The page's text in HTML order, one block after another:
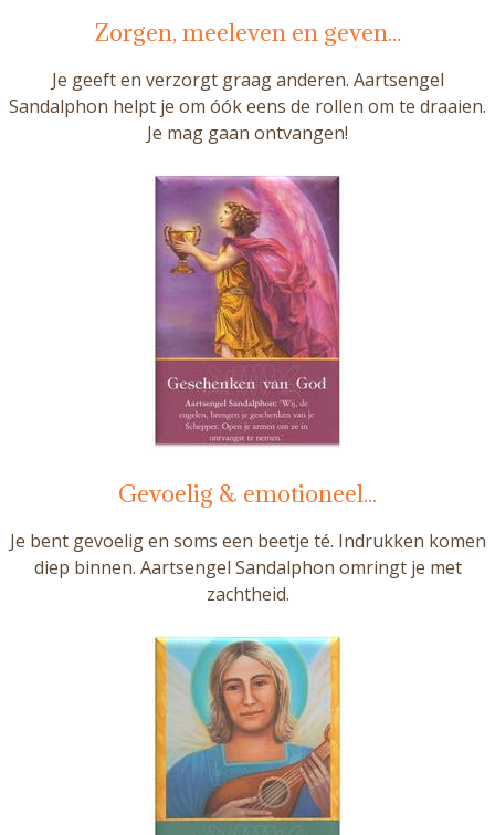
Zorgen, meeleven en geven...
Je geeft en verzorgt graag anderen. Aartsengel
Sandalphon helpt je om óók eens de rollen om te draaien.
Je mag gaan ontvangen!
Gevoelig & emotioneel...
Je bent gevoelig en soms een beetje té. Indrukken komen
diep binnen. Aartsengel Sandalphon omringt je met
zachtheid.